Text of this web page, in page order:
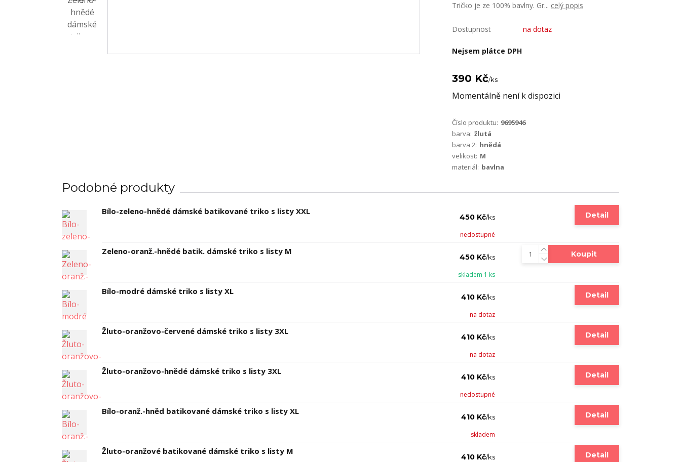
Tričko je ze 100% bavlny. Gr... celý popis
Dostupnost na dotaz
Nejsem plátce DPH
390 Kč/ks
Momentálně není k dispozici
Číslo produktu: 9695946
barva: žlutá
barva 2: hnědá
velikost: M
materiál: bavlna
Podobné produkty
Bílo-zeleno-hnědé dámské batikované triko s listy XXL
450 Kč/ks
nedostupné
Detail
Zeleno-oranž.-hnědé batik. dámské triko s listy M
450 Kč/ks
skladem 1 ks
Koupit
Bílo-modré dámské triko s listy XL
410 Kč/ks
na dotaz
Detail
Žluto-oranžovo-červené dámské triko s listy 3XL
410 Kč/ks
na dotaz
Detail
Žluto-oranžovo-hnědé dámské triko s listy 3XL
410 Kč/ks
nedostupné
Detail
Bílo-oranž.-hněd batikované dámské triko s listy XL
410 Kč/ks
skladem
Detail
Žluto-oranžové batikované dámské triko s listy M
410 Kč/ks Detail